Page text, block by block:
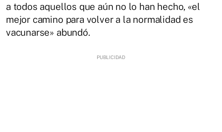
a todos aquellos que aún no lo han hecho, «el
mejor camino para volver a la normalidad es
vacunarse» abundó.